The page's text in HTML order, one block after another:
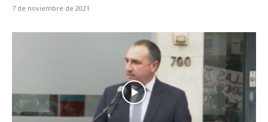
7 de noviembre de 2021